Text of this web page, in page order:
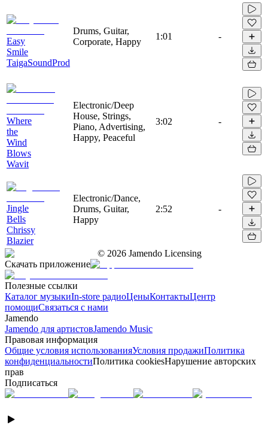
Easy
Smile
TaigaSoundProd
Drums, Guitar,
Corporate, Happy
1:01 -
Where
the
Wind
Blows
Wavit
Electronic/Deep
House, Strings,
Piano, Advertising,
Happy, Peaceful
3:02 -
Jingle
Bells
Chrissy
Blazier
Electronic/Dance,
Drums, Guitar,
Happy
2:52 -
© 2026 Jamendo Licensing
Скачать приложение
Полезные ссылки
Каталог музыкиIn-store радиоЦеныКонтактыЦентр
помощиСвязаться с нами
Jamendo
Jamendo для артистовJamendo Music
Правовая информация
Общие условия использованияУсловия продажиПолитика
конфиденциальностиПолитика cookiesНарушение авторских
прав
Подписаться